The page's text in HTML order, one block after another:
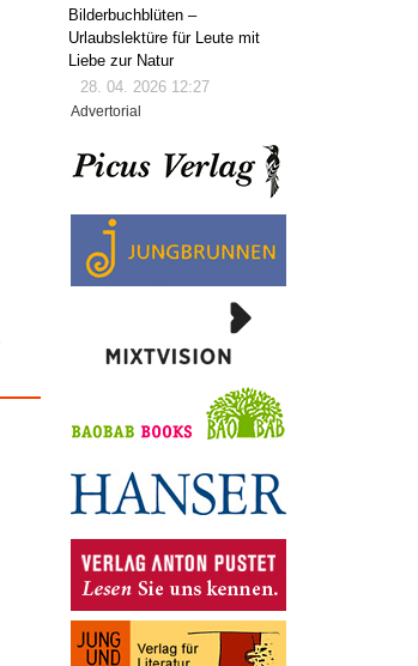
Bilderbuchblüten –
Urlaubslektüre für Leute mit
Liebe zur Natur
28. 04. 2026 12:27
Advertorial